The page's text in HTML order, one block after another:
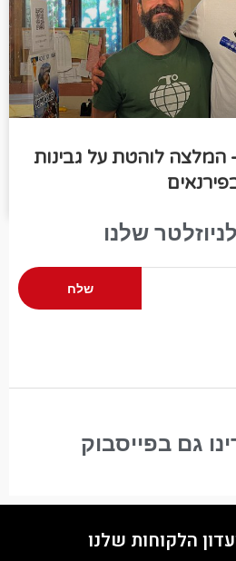
המלצה לוהטת על גבינות
שלנו
שלח
גם בפייסבוק
הלקוחות שלנו